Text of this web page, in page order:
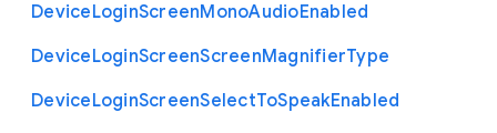
DeviceLoginScreenMonoAudioEnabled
DeviceLoginScreenScreenMagnifierType
DeviceLoginScreenSelectToSpeakEnabled